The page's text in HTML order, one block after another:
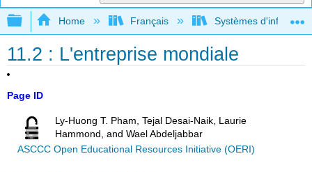
Expand/collapse global hierarchy
Home Français Systèmes
11.2 : L'entreprise mondiale
Page ID
Ly-Huong T. Pham, Tejal Desai-Naik, Laurie
Hammond, and Wael Abdeljabbar
ASCCC Open Educational Resources Initiative (OERI)